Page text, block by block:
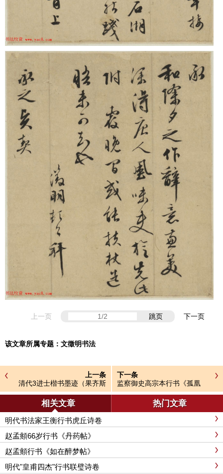
上一页 跳页 下一页
该文章所属专题： 文徵明书法
上一条
清代3进士楷书墨迹（果齐斯
欢、陈官俊、刘权之）
下一条
监察御史高宗本行书《孤凰
辞》
相关文章 热门文章
明代书法家王衡行书虎丘诗卷
赵孟頫66岁行书《丹药帖》
赵孟頫行书《如在醉梦帖》
明代"皇甫四杰"行书联璧诗卷